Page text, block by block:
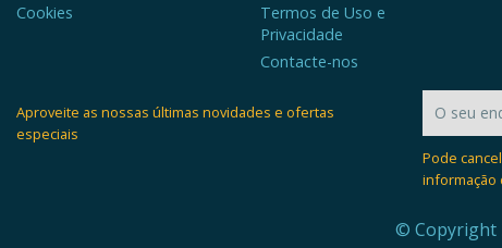
Cookies
Termos de Uso e
Privacidade
Contacte-nos
Aproveite as nossas últimas novidades e ofertas
especiais
Pode
informação
© Copyright